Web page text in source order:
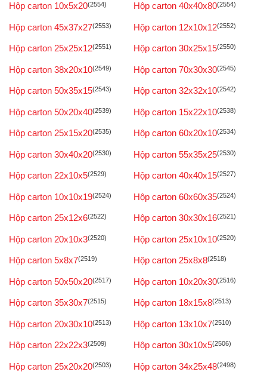
Hộp carton 10x5x20(2554) Hộp carton 40x40x80(2554)
Hộp carton 45x37x27(2553) Hộp carton 12x10x12(2552)
Hộp carton 25x25x12(2551) Hộp carton 30x25x15(2550)
Hộp carton 38x20x10(2549) Hộp carton 70x30x30(2545)
Hộp carton 50x35x15(2543) Hộp carton 32x32x10(2542)
Hộp carton 50x20x40(2539) Hộp carton 15x22x10(2538)
Hộp carton 25x15x20(2535) Hộp carton 60x20x10(2534)
Hộp carton 30x40x20(2530) Hộp carton 55x35x25(2530)
Hộp carton 22x10x5(2529) Hộp carton 40x40x15(2527)
Hộp carton 10x10x19(2524) Hộp carton 60x60x35(2524)
Hộp carton 25x12x6(2522) Hộp carton 30x30x16(2521)
Hộp carton 20x10x3(2520) Hộp carton 25x10x10(2520)
Hộp carton 5x8x7(2519) Hộp carton 25x8x8(2518)
Hộp carton 50x50x20(2517) Hộp carton 10x20x30(2516)
Hộp carton 35x30x7(2515) Hộp carton 18x15x8(2513)
Hộp carton 20x30x10(2513) Hộp carton 13x10x7(2510)
Hộp carton 22x22x3(2509) Hộp carton 30x10x5(2506)
Hộp carton 25x20x20(2503) Hộp carton 34x25x48(2498)